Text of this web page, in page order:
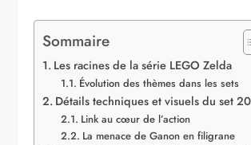
Sommaire
Les racines de la série LEGO Zelda
Évolution des thèmes dans les sets
Détails techniques et visuels du set
Link au cœur de l’action
La menace de Ganon en filigrane